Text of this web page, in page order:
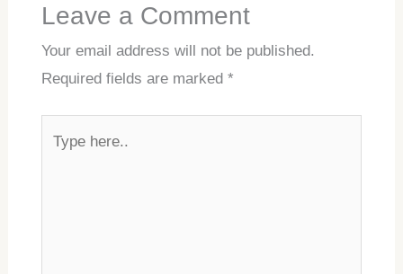
Leave a Comment
Your email address will not be published.
Required fields are marked *